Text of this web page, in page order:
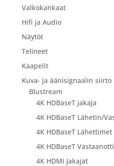
Valkokankaat
Hifi ja Audio
Näytöt
Telineet
Kaapelit
Kuva- ja äänisignaalin siirto
Blustream
4K HDBaseT jakaja
4K HDBaseT Lähetin/
4K HDBaseT Lähettimet
4K HDBaseT
4K HDMI Jakajat